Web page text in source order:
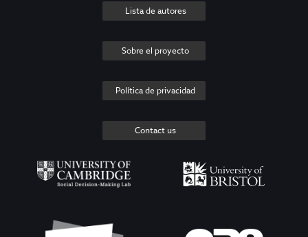
Lista de autores
Sobre el proyecto
Política de privacidad
Contact us